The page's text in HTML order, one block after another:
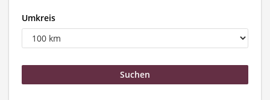
Umkreis